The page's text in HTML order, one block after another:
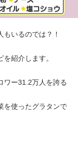
いるのでは？！
紹介します。
ワー31.2万人を誇る
を使ったグラタンで